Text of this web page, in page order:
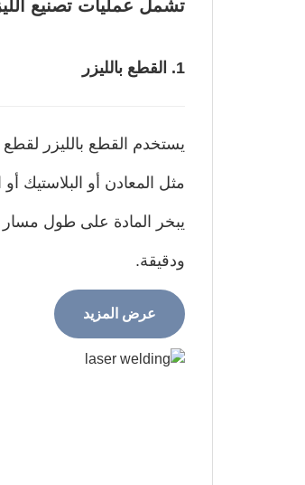
تشمل عمليات تصنيع
1. القطع بالليزر
يستخدم القطع بالليزر
مثل المعادن أو البلاستيك
يبخر المادة على طول
ودقيقة.
عرض المزيد